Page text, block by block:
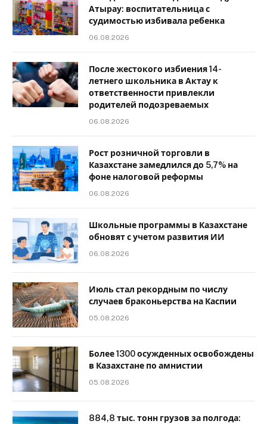
Атырау: воспитательница с
судимостью избивала ребенка
06.08.2026
После жестокого избиения 14-
летнего школьника в Актау к
ответственности привлекли
родителей подозреваемых
06.08.2026
Рост розничной торговли в
Казахстане замедлился до 5,7% на
фоне налоговой реформы
06.08.2026
Школьные программы в Казахстане
обновят с учетом развития ИИ
06.08.2026
Июль стал рекордным по числу
случаев браконьерства на Каспии
05.08.2026
Более 1300 осужденных освобождены
в Казахстане по амнистии
05.08.2026
884,8 тыс. тонн грузов за полгода: